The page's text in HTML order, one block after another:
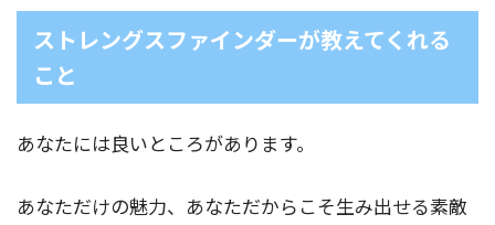
ストレングスファインダーが教えてくれる
こと
あなたには良いところがあります。
あなただけの魅力、あなただからこそ生み出せる素敵